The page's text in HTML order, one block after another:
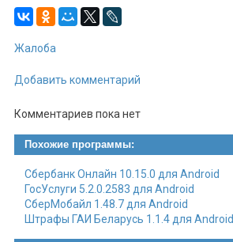
Жалоба
Добавить комментарий
Комментариев пока нет
Похожие программы:
Сбербанк Онлайн 10.15.0 для Android
ГосУслуги 5.2.0.2583 для Android
СберМобайл 1.48.7 для Android
Штрафы ГАИ Беларусь 1.1.4 для Android